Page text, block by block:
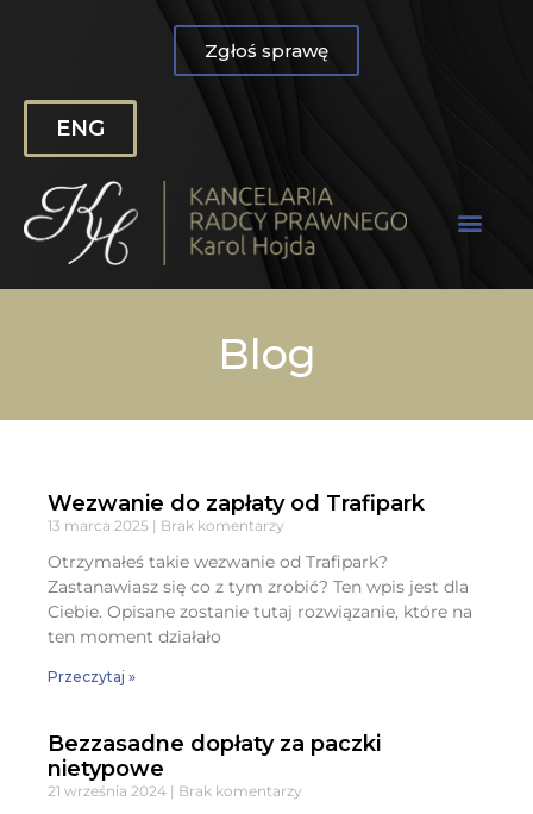
Zgłoś sprawę
ENG
Blog
Wezwanie do zapłaty od Trafipark
13 marca 2025 Brak komentarzy
Otrzymałeś takie wezwanie od Trafipark?
Zastanawiasz się co z tym zrobić? Ten wpis jest dla
Ciebie. Opisane zostanie tutaj rozwiązanie, które na
ten moment działało
Przeczytaj »
Bezzasadne dopłaty za paczki
nietypowe
21 września 2024 Brak komentarzy